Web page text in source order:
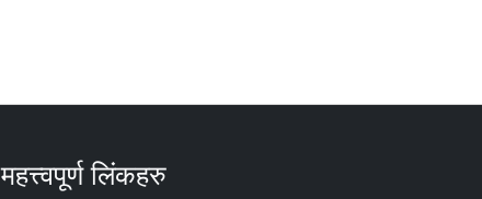
महत्त्वपूर्ण लिंकहरु